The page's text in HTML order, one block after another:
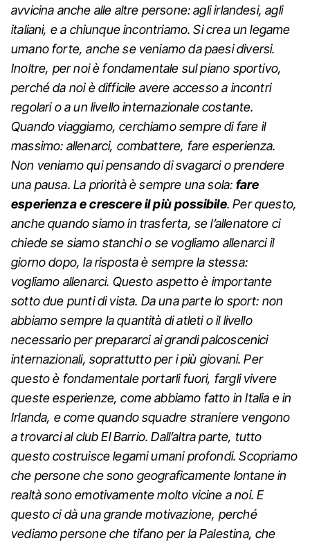
avvicina anche alle altre persone: agli irlandesi, agli
italiani, e a chiunque incontriamo. Si crea un legame
umano forte, anche se veniamo da paesi diversi.
Inoltre, per noi è fondamentale sul piano sportivo,
perché da noi è difficile avere accesso a incontri
regolari o a un livello internazionale costante.
Quando viaggiamo, cerchiamo sempre di fare il
massimo: allenarci, combattere, fare esperienza.
Non veniamo qui pensando di svagarci o prendere
una pausa. La priorità è sempre una sola: fare
esperienza e crescere il più possibile. Per questo,
anche quando siamo in trasferta, se l’allenatore ci
chiede se siamo stanchi o se vogliamo allenarci il
giorno dopo, la risposta è sempre la stessa:
vogliamo allenarci. Questo aspetto è importante
sotto due punti di vista. Da una parte lo sport: non
abbiamo sempre la quantità di atleti o il livello
necessario per prepararci ai grandi palcoscenici
internazionali, soprattutto per i più giovani. Per
questo è fondamentale portarli fuori, fargli vivere
queste esperienze, come abbiamo fatto in Italia e in
Irlanda, e come quando squadre straniere vengono
a trovarci al club El Barrio. Dall’altra parte, tutto
questo costruisce legami umani profondi. Scopriamo
che persone che sono geograficamente lontane in
realtà sono emotivamente molto vicine a noi. E
questo ci dà una grande motivazione, perché
vediamo persone che tifano per la Palestina, che